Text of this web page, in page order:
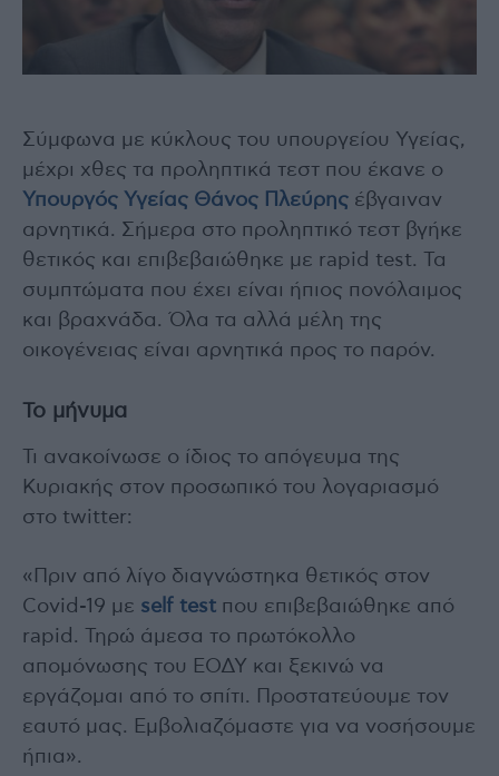
Σύμφωνα με κύκλους του υπουργείου Υγείας,
μέχρι χθες τα προληπτικά τεστ που έκανε ο
Υπουργός Υγείας Θάνος Πλεύρης έβγαιναν
αρνητικά. Σήμερα στο προληπτικό τεστ βγήκε
θετικός και επιβεβαιώθηκε με rapid test. Τα
συμπτώματα που έχει είναι ήπιος πονόλαιμος
και βραχνάδα. Όλα τα αλλά μέλη της
οικογένειας είναι αρνητικά προς το παρόν.
Το μήνυμα
Τι ανακοίνωσε ο ίδιος το απόγευμα της
Κυριακής στον προσωπικό του λογαριασμό
στο twitter:
«Πριν από λίγο διαγνώστηκα θετικός στον
Covid-19 με self test που επιβεβαιώθηκε από
rapid. Τηρώ άμεσα το πρωτόκολλο
απομόνωσης του ΕΟΔΥ και ξεκινώ να
εργάζομαι από το σπίτι. Προστατεύουμε τον
εαυτό μας. Εμβολιαζόμαστε για να νοσήσουμε
ήπια».